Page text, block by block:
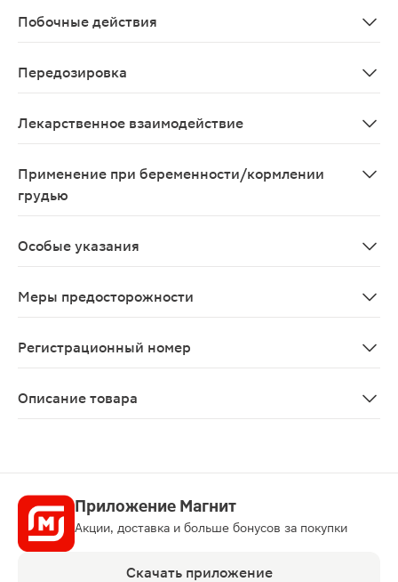
Побочные действия
Передозировка
Лекарственное взаимодействие
Применение при беременности/кормлении
грудью
Особые указания
Меры предосторожности
Регистрационный номер
Описание товара
Приложение Магнит
Акции, доставка и больше бонусов за покупки
Скачать приложение